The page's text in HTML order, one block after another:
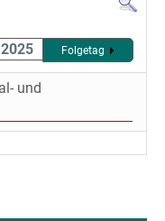
Folgetag
und